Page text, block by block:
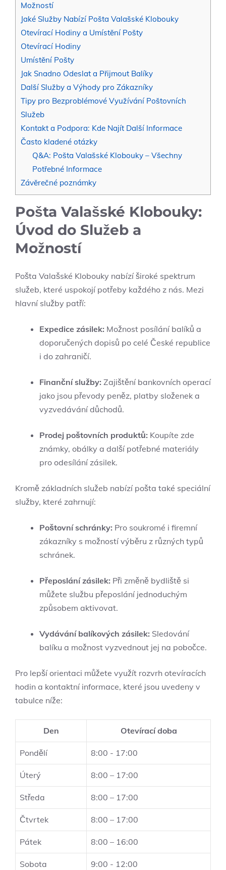
Možností
Jaké ‌Služby Nabízí Pošta Valašské Klobouky
Otevírací⁣ Hodiny‍ a ⁣Umístění Pošty
Otevírací ⁤Hodiny
Umístění Pošty
Jak ‍Snadno Odeslat⁣ a Přijmout ​Balíky
Další ​Služby a Výhody pro Zákazníky
Tipy ​pro Bezproblémové Využívání Poštovních
Služeb
Kontakt a Podpora: Kde‌ Najít Další Informace
Často⁢ kladené otázky
Q&A: Pošta Valašské Klobouky – Všechny
⁢Potřebné ⁢Informace
Závěrečné poznámky
Pošta Valašské Klobouky:
Úvod do Služeb a
Možností
Pošta Valašské Klobouky nabízí široké spektrum
služeb, ⁣které uspokojí potřeby každého z nás. ‌Mezi
hlavní služby patří:
Expedice zásilek: Možnost posílání balíků a
doporučených dopisů po celé ⁢České republice
i do zahraničí.
Finanční služby: Zajištění bankovních operací
⁢jako ⁢jsou převody peněz,⁣ platby složenek a
vyzvedávání ‌důchodů.
Prodej poštovních produktů: Koupíte zde ​
známky, obálky a další⁤ potřebné​ materiály
pro odesílání ​zásilek.
Kromě základních služeb nabízí pošta ⁤také speciální
služby, které zahrnují:
Poštovní schránky: ⁢Pro soukromé i firemní
zákazníky s​ možností ⁣výběru z různých typů
schránek.
Přeposlání zásilek: ‍Při změně bydliště si
můžete ‌službu přeposlání ‌jednoduchým
‍způsobem aktivovat.
Vydávání balíkových zásilek: Sledování
balíku ​a možnost⁣ vyzvednout ⁢jej na pobočce.
Pro lepší orientaci ​můžete využít rozvrh otevíracích
hodin a kontaktní⁢ informace, které jsou uvedeny v
tabulce‌ níže:
Den Otevírací doba
Pondělí 8:00 ⁤- 17:00
Úterý 8:00 – 17:00
Středa 8:00 – 17:00
Čtvrtek 8:00 – 17:00
Pátek 8:00 – 16:00
Sobota 9:00 -​ 12:00